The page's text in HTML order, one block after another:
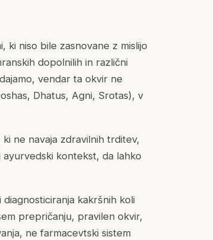
ki niso bile zasnovane z mislijo
dopolnilih in različni
vendar ta okvir ne
Dhatus, Agni, Srotas), v
ne navaja zdravilnih trditev,
kontekst, da lahko
kakršnih koli
prepričanju, pravilen okvir,
ne farmacevtski sistem